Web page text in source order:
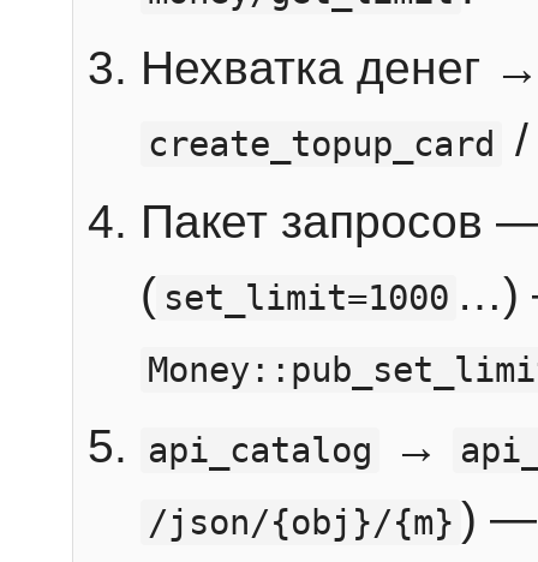
Нехватка денег
create_topup_card
Пакет запросов
( set_limit=1000 …)
api_catalog
→
/json/{obj}/{m} ) —